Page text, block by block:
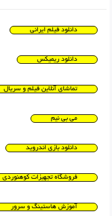
دانلود فیلم ایرانی
دانلود ریمیکس
تماشای آنلاین فیلم و سریال
می بی نیم
دانلود بازی اندروید
فروشگاه تجهیزات کوهنوردی
آموزش هاستینگ و سرور